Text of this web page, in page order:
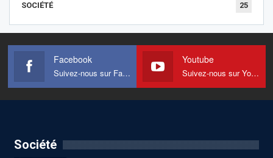
SOCIÉTÉ 25
Facebook
Suivez-nous sur Facebook
Youtube
Suivez-nous sur Youtube
Société